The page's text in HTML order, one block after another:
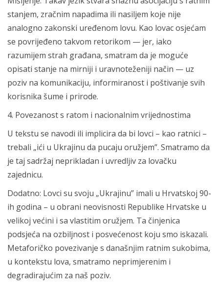
stanjem, zračnim napadima ili nasiljem koje nije
analogno zakonski uređenom lovu. Kao lovac osjećam
se povrijeđeno takvom retorikom — jer, iako
razumijem strah građana, smatram da je moguće
opisati stanje na mirniji i uravnoteženiji način — uz
poziv na komunikaciju, informiranost i poštivanje svih
korisnika šume i prirode.
4. Povezanost s ratom i nacionalnim vrijednostima
U tekstu se navodi ili implicira da bi lovci – kao ratnici –
trebali „ići u Ukrajinu da pucaju oružjem”. Smatramo da
je taj sadržaj neprikladan i uvredljiv za lovačku
zajednicu.
Dodatno: Lovci su svoju „Ukrajinu” imali u Hrvatskoj 90-
ih godina – u obrani neovisnosti Republike Hrvatske u
velikoj većini i sa vlastitim oružjem. Ta činjenica
podsjeća na ozbiljnost i posvećenost koju smo iskazali.
Metaforičko povezivanje s današnjim ratnim sukobima,
u kontekstu lova, smatramo neprimjerenim i
degradirajućim za naš poziv.